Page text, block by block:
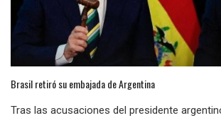
Brasil retiró su embajada de Argentina
Tras las acusaciones del presidente